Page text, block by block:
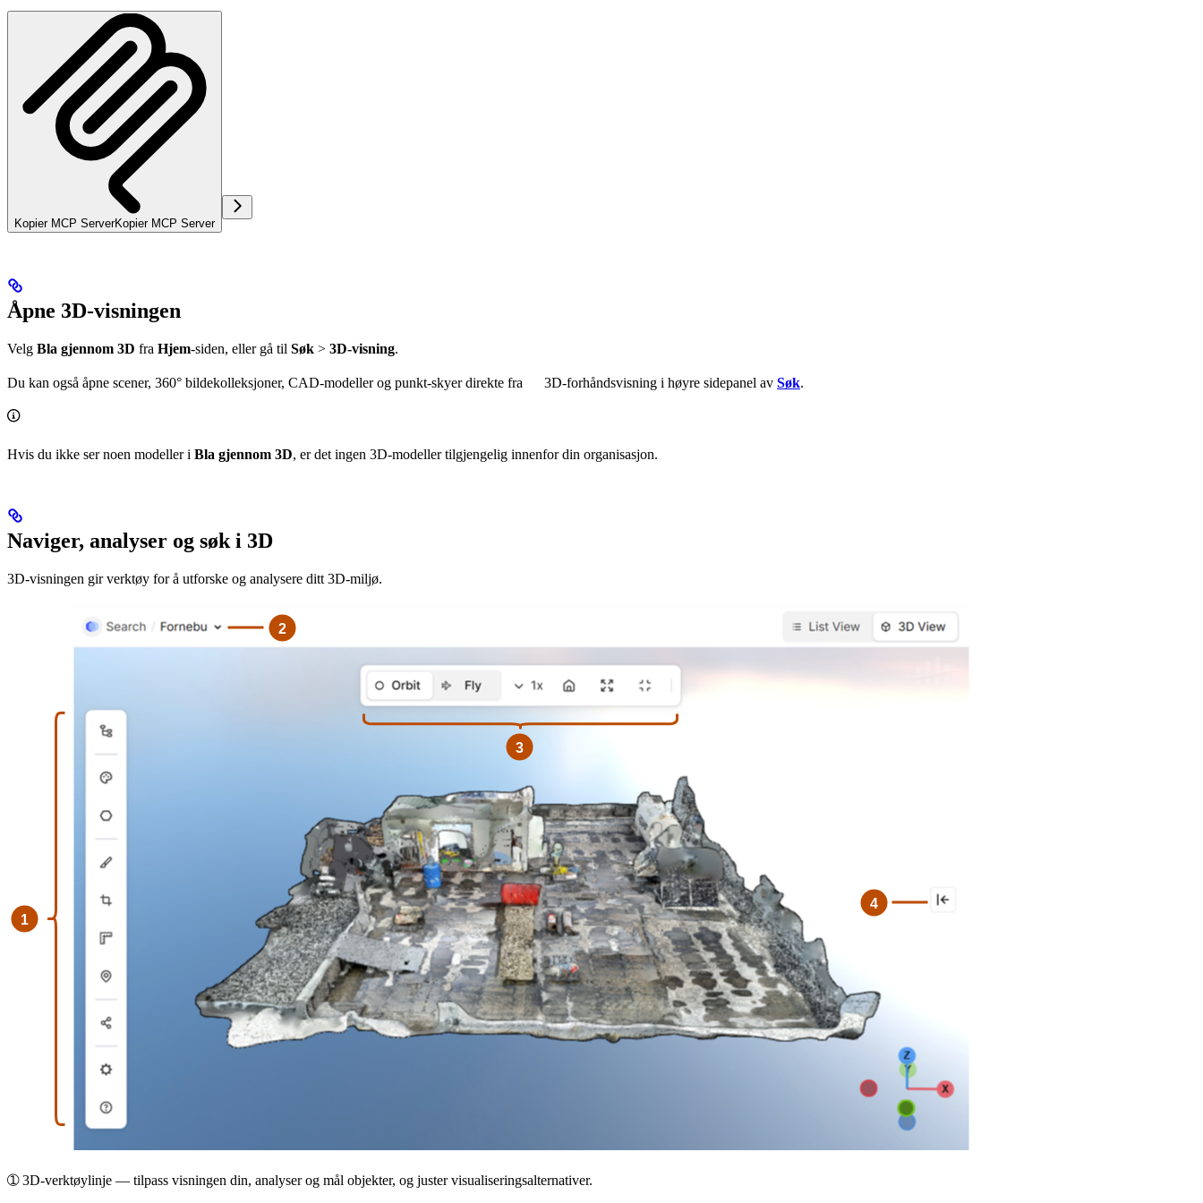
Kopier MCP ServerKopier MCP Server
Åpne 3D-visningen
Velg Bla gjennom 3D fra Hjem-siden, eller gå til Søk > 3D-visning.
Du kan også åpne scener, 360° bildekolleksjoner, CAD-modeller og punkt-skyer direkte fra 3D-forhåndsvisning i høyre sidepanel av Søk.
Hvis du ikke ser noen modeller i Bla gjennom 3D, er det ingen 3D-modeller tilgjengelig innenfor din organisasjon.
Naviger, analyser og søk i 3D
3D-visningen gir verktøy for å utforske og analysere ditt 3D-miljø.
➀3D-verktøylinje — tilpass visningen din, analyser og mål objekter, og juster visualiseringsalternativer.